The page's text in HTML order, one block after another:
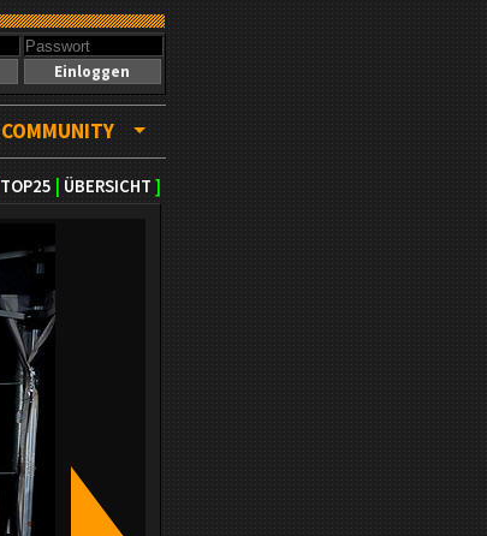
Einloggen
COMMUNITY
TOP25 ÜBERSICHT ]